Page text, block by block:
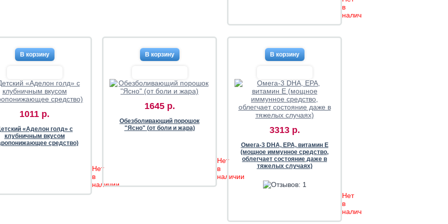
в
наличии
1011 р.
«Аделон голд» с
клубничным вкусом
средство)
Нет
в
наличии
1645 р.
Обезболивающий порошок
"Ясно" (от боли и жара)
Нет
в
наличии
3313 р.
Омега-3 DHA, EPA, витамин Е
(мощное иммунное средство,
облегчает состояние даже в
тяжелых случаях)
Нет
в
наличии